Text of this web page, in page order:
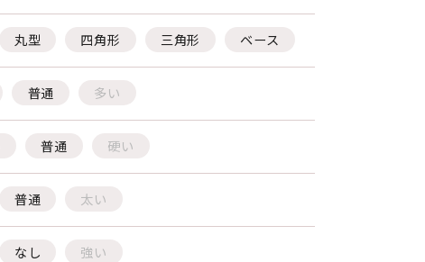
丸型 四角形 三角形 ベース
普通 多い
普通 硬い
普通 太い
なし 強い